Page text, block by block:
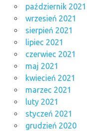
październik 2021
wrzesień 2021
sierpień 2021
lipiec 2021
czerwiec 2021
maj 2021
kwiecień 2021
marzec 2021
luty 2021
styczeń 2021
grudzień 2020